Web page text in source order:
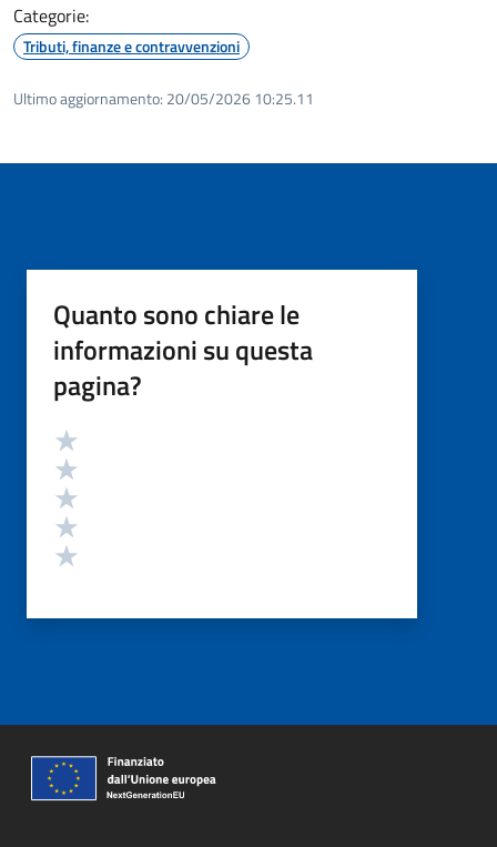
Categorie:
Tributi, finanze e contravvenzioni
Ultimo aggiornamento: 20/05/2026 10:25.11
Quanto sono chiare le
informazioni su questa
pagina?
Valutazione